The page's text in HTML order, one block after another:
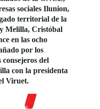
sociales Ilunion,
territorial de la
Melilla, Cristóbal
en las ocho
por los
consejeros del
con la presidenta
Viruet.